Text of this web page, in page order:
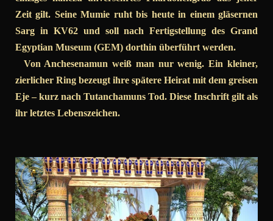
Zeit gilt. Seine Mumie ruht bis heute in einem gläsernen
Sarg in KV62 und soll nach Fertigstellung des Grand
Egyptian Museum (GEM) dorthin überführt werden.
Von Anchesenamun weiß man nur wenig. Ein kleiner,
zierlicher Ring bezeugt ihre spätere Heirat mit dem greisen
Eje – kurz nach Tutanchamuns Tod. Diese Inschrift gilt als
ihr letztes Lebenszeichen.